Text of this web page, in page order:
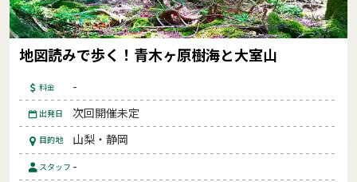
地図読みで歩く！青木ヶ原樹海と大室山
料金 -
出発日 次回開催未定
目的地 山梨・静岡
スタッフ -